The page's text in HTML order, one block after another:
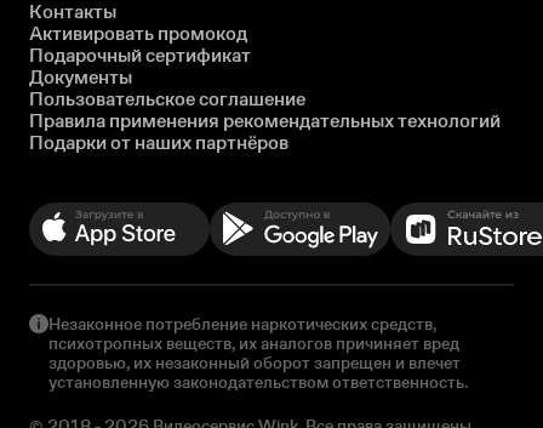
Контакты
Активировать промокод
Подарочный сертификат
Документы
Пользовательское соглашение
Правила применения рекомендательных технологий
Подарки от наших партнёров
Незаконное потребление наркотических средств,
психотропных веществ, их аналогов причиняет вред
здоровью, их незаконный оборот запрещен и влечет
установленную законодательством ответственность.